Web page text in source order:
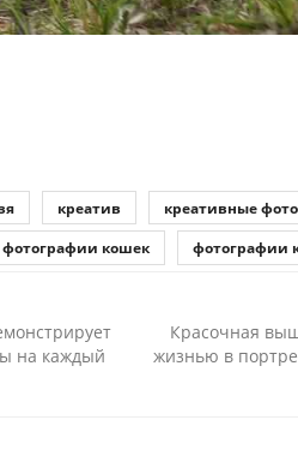
креатив
креативные
кошек фотографии
на каждый
Красочная
жизнью в